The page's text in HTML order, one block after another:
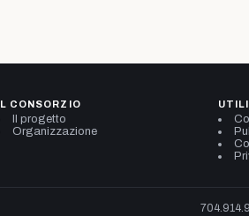
IL CONSORZIO
Il progetto
Organizzazione